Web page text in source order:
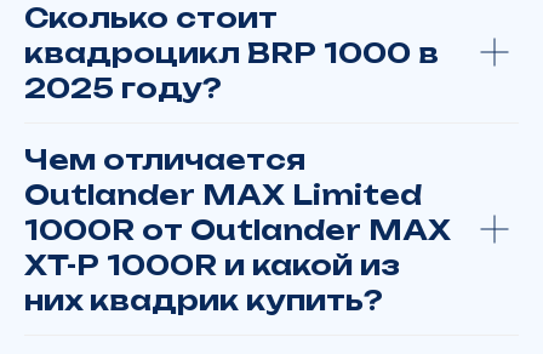
Сколько стоит
квадроцикл BRP 1000 в
2025 году?
Чем отличается
Outlander MAX Limited
1000R от Outlander MAX
XT-P 1000R и какой из
них квадрик купить?